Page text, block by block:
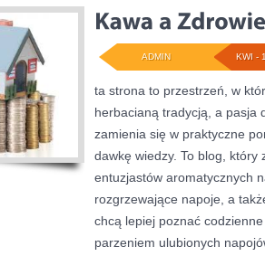
KWI -
ADMIN
ta strona to przestrzeń, w
herbacianą tradycją, a pasja
zamienia się w praktyczne
dawkę wiedzy. To blog, który
entuzjastów aromatycznych
rozgrzewające napoje, a
chcą lepiej poznać
parzeniem ulubionych